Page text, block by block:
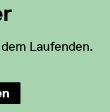
Laufenden.